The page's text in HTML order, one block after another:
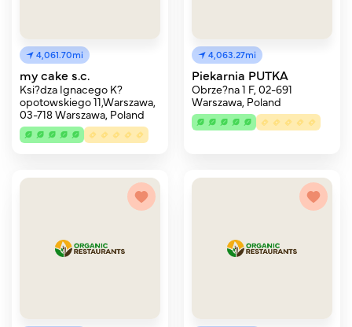
4,061.70mi
my cake s.c.
Ksi?dza Ignacego K?
opotowskiego 11,Warszawa,
03-718 Warszawa, Poland
4,063.27mi
Piekarnia PUTKA
Obrze?na 1 F, 02-691
Warszawa, Poland